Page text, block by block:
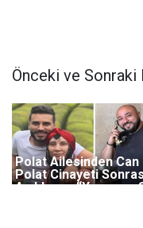
Önceki ve Sonraki
Polat Ailesinden Can
Polat Cinayeti
Açıklama: “Yasımıza